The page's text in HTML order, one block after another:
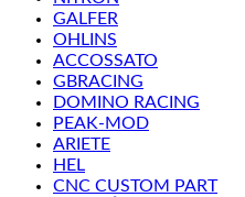
GALFER
OHLINS
ACCOSSATO
GBRACING
DOMINO RACING
PEAK-MOD
ARIETE
HEL
CNC CUSTOM PART